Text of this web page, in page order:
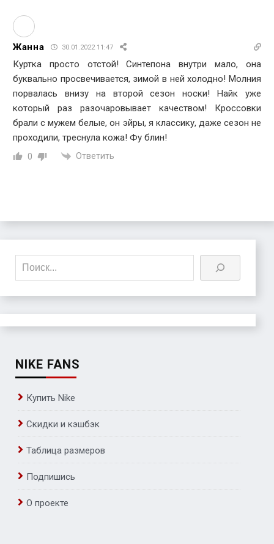
Жанна 30.01.2022 11:47
Куртка просто отстой! Синтепона внутри мало, она
буквально просвечивается, зимой в ней холодно! Молния
порвалась внизу на второй сезон носки! Найк уже
который раз разочаровывает качеством! Кроссовки
брали с мужем белые, он эйры, я классику, даже сезон не
проходили, треснула кожа! Фу блин!
0 Ответить
Поиск
NIKE FANS
Купить Nike
Скидки и кэшбэк
Таблица размеров
Подпишись
О проекте